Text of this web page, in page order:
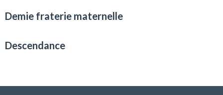
Demie fraterie maternelle
Descendance